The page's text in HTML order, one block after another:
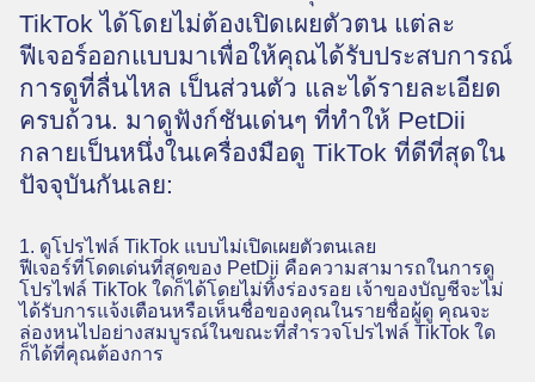
TikTok ได้โดยไม่ต้องเปิดเผยตัวตน แต่ละ
ฟีเจอร์ออกแบบมาเพื่อให้คุณได้รับประสบการณ์
การดูที่ลื่นไหล เป็นส่วนตัว และได้รายละเอียด
ครบถ้วน. มาดูฟังก์ชันเด่นๆ ที่ทำให้ PetDii
กลายเป็นหนึ่งในเครื่องมือดู TikTok ที่ดีที่สุดใน
ปัจจุบันกันเลย:
1. ดูโปรไฟล์ TikTok แบบไม่เปิดเผยตัวตนเลย
ฟีเจอร์ที่โดดเด่นที่สุดของ PetDii คือความสามารถในการดู
โปรไฟล์ TikTok ใดก็ได้โดยไม่ทิ้งร่องรอย เจ้าของบัญชีจะไม่
ได้รับการแจ้งเตือนหรือเห็นชื่อของคุณในรายชื่อผู้ดู คุณจะ
ล่องหนไปอย่างสมบูรณ์ในขณะที่สำรวจโปรไฟล์ TikTok ใด
ก็ได้ที่คุณต้องการ